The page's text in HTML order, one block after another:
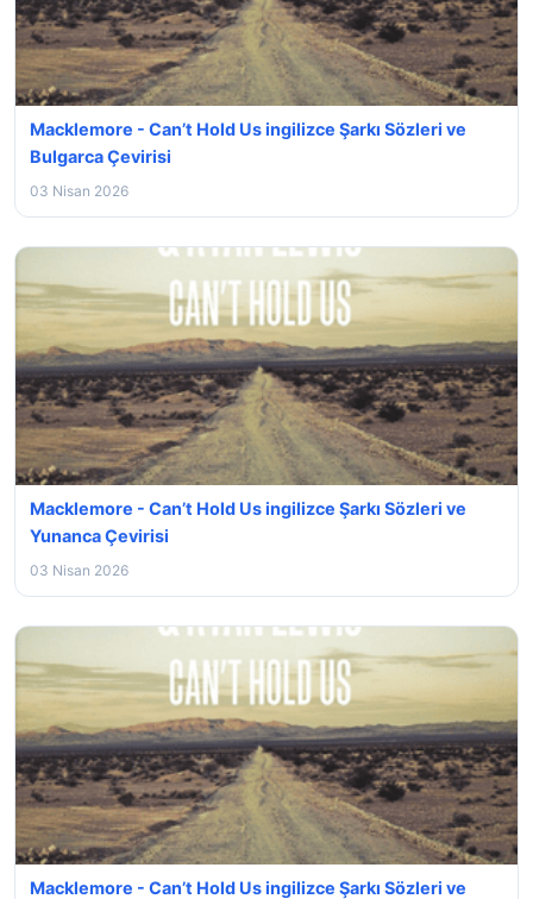
Macklemore - Can’t Hold Us ingilizce Şarkı Sözleri ve
Bulgarca Çevirisi
03 Nisan 2026
Macklemore - Can’t Hold Us ingilizce Şarkı Sözleri ve
Yunanca Çevirisi
03 Nisan 2026
Macklemore - Can’t Hold Us ingilizce Şarkı Sözleri ve